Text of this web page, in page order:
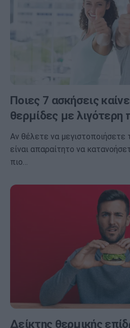
Ποιες 7 ασκήσεις
θερμίδες με λιγότερη
Αν θέλετε να μεγιστοποιήσετε
είναι απαραίτητο να
πιο…
Δείκτης θερμικής